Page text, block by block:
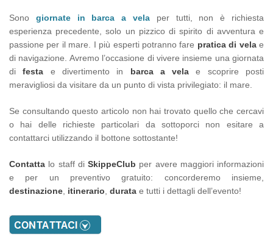
Sono giornate in barca a vela per tutti, non è richiesta
esperienza precedente, solo un pizzico di spirito di avventura e
passione per il mare. I più esperti potranno fare pratica di velae
di navigazione. Avremo l’occasione di vivere insieme una giornata
difesta e divertimento in barca a vela e scoprire posti
meravigliosi da visitare da un punto di vista privilegiato: il mare.
Se consultando questo articolo non hai trovato quello che cercavi
o hai delle richieste particolari da sottoporci non esitare a
contattarci utilizzando il bottone sottostante!
Contatta lo staff diSkippeClub per avere maggiori informazioni
e per un preventivo gratuito: concorderemo insieme,
destinazione itinerario durata e tutti i dettagli dell’evento!